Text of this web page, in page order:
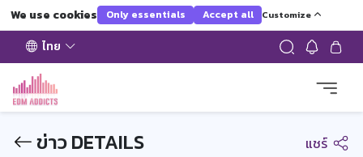
We use cookies Only essentials Accept all Customize
ไทย
ข่าว DETAILS แชร์